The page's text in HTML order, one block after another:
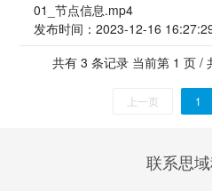
01_节点信息.mp4
发布时间：2023-12-16
共有 3 条记录 当前第 1 页 /
上一页 1
联系思